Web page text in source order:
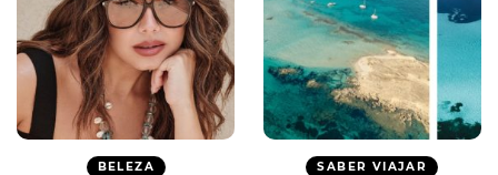
BELEZA SABER VIAJAR